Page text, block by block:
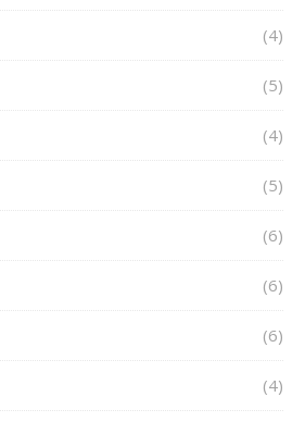
(4)
(5)
(4)
(5)
(6)
(6)
(6)
(4)